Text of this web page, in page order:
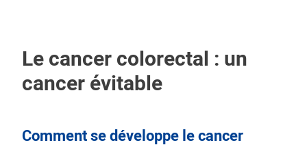
Le cancer colorectal : un
cancer évitable
Comment se développe le cancer